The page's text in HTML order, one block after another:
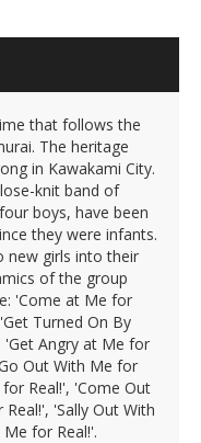
that follows the
The heritage
in Kawakami City.
knit band of
boys, have been
they were infants.
new girls into their
of the group
'Come at Me for
Turned On By
Angry at Me for
Out With Me for
for Real!', 'Come Out
'Sally Out With
for Real!'.